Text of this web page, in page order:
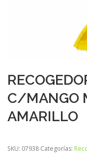
C/MANGO
AMARILLO
SKU: 07938 Categorías: